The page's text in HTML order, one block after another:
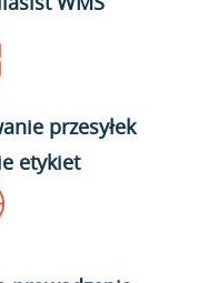
przesyłek
etykiet